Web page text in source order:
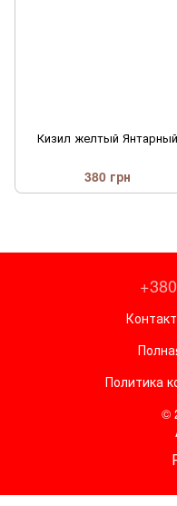
Кизил желтый Янтарный
380 грн
Политика
©